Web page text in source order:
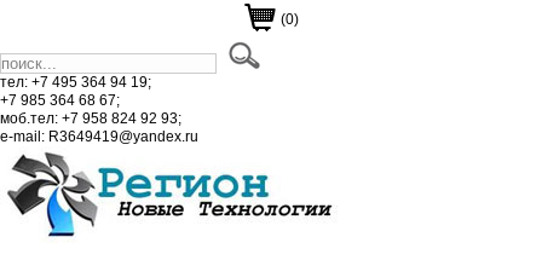
(0)
тел: +7 495 364 94 19;
+7 985 364 68 67;
моб.тел: +7 958 824 92 93;
e-mail: R3649419@yandex.ru